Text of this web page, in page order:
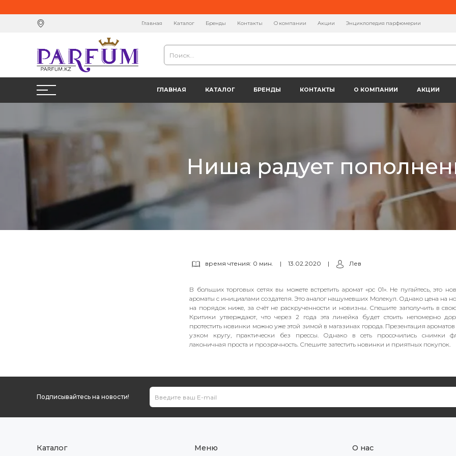
Главная Каталог Бренды Контакты О компании Акции Энциклопедия парфюмерии
ГЛАВНАЯ КАТАЛОГ БРЕНДЫ КОНТАКТЫ О КОМПАНИИ АКЦИИ
Ниша радует
время чтения: 0 мин. | 13.02.2020 | Лев
В больших торговых сетях вы можете встретить аромат «рс 01». Не пугайтесь, это
ароматы с инициалами создателя. Это аналог нашумевших Молекул. Однако цена на
на порядок ниже, за счёт не раскрученности и новизны. Спешите заполучить в
Критики утверждают, что через 2 года эта линейка будет стоить непомерно
протестить новинки можно уже этой зимой в магазинах города. Презентация ароматов
узком кругу, практически без прессы. Однако в сеть просочились снимки
лаконичная проста и прозрачность. Спешите затестить новинки и приятных покупок.
Подписывайтесь на новости!
Каталог Меню О нас